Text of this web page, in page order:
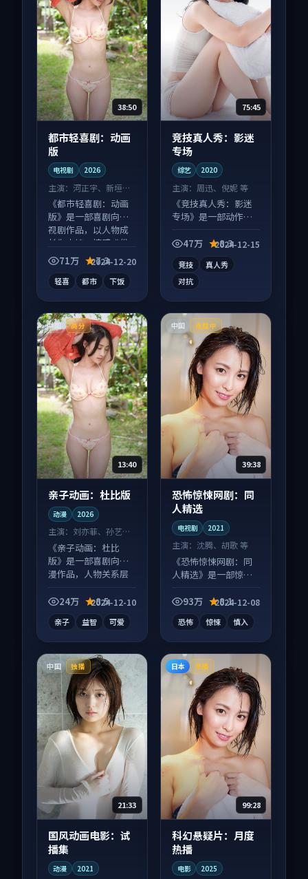
38:50
都市轻喜剧：动画
版
电视剧 2026
主演： 河正宇、新垣结
衣 等
《都市轻喜剧：动画
版》是一部喜剧向电
视剧作品，以人物成
长为内核，情感戏份
扎实。
71万 7.3
2024-12-20
轻喜 都市 下饭
75:45
竞技真人秀：影迷
专场
综艺 2020
主演： 周迅、倪妮 等
《竞技真人秀：影迷
专场》是一部动作向
发酵，适合周末一口
47万 8.3
2024-12-15
竞技
真人秀
对抗
中国 高分
13:40
亲子动画：杜比版
动漫 2026
主演： 刘亦菲、孙艺珍
等
《亲子动画：杜比
版》是一部喜剧向动
漫作品，人物关系层
绪落点。
24万 8.5
2024-12-10
亲子 益智 可爱
中国 连载中
39:38
恐怖惊悚网剧：同
人精选
电视剧 2021
主演： 沈腾、胡歌 等
《恐怖惊悚网剧：同
人精选》是一部惊悚
讨论度高，适合配弹
93万 8.1
2024-12-08
恐怖 惊悚 慎入
中国 独播
21:33
国风动画电影：试
播集
动漫 2021
日本 热播
99:28
科幻悬疑片：月度
热播
电影 2025